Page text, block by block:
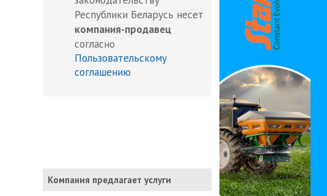
Республики Беларусь несет
компания-продавец
согласно
Пользовательскому
соглашению
Компания предлагает услуги